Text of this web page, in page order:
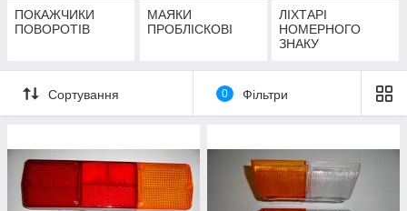
ПОКАЖЧИКИ
ПОВОРОТІВ
МАЯКИ
ПРОБЛІСКОВІ
ЛІХТАРІ
НОМЕРНОГО
ЗНАКУ
Сортування 0 Фільтри